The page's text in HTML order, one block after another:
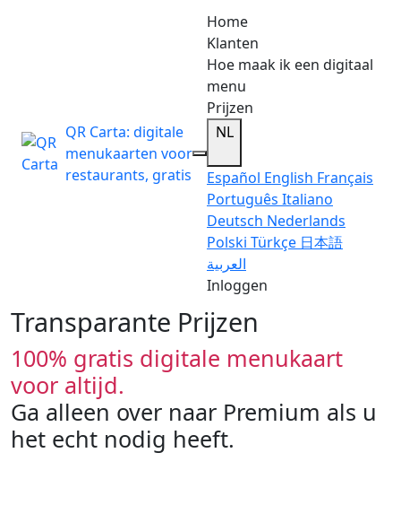
QR Carta: digitale
menukaarten voor
restaurants, gratis
Home
Klanten
Hoe maak ik een digitaal
menu
Prijzen
NL
Español English Français
Português Italiano
Deutsch Nederlands
Polski Türkçe 日本語
العربية
Inloggen
Transparante Prijzen
100% gratis digitale menukaart
voor altijd.
Ga alleen over naar Premium als u
het echt nodig heeft.